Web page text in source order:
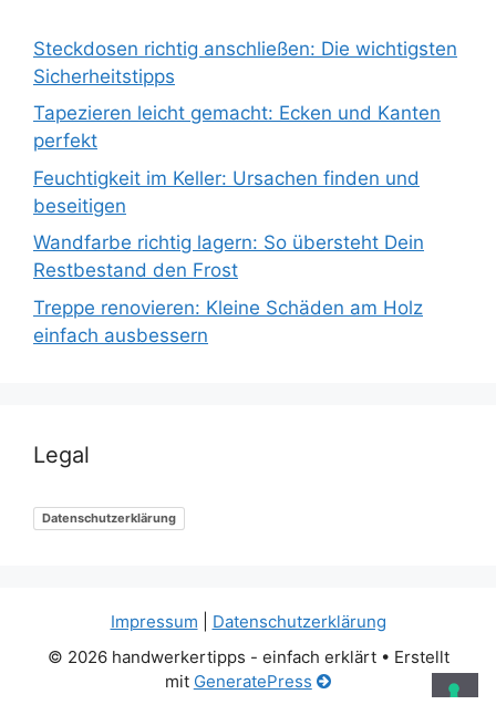
Steckdosen richtig anschließen: Die wichtigsten
Sicherheitstipps
Tapezieren leicht gemacht: Ecken und Kanten
perfekt
Feuchtigkeit im Keller: Ursachen finden und
beseitigen
Wandfarbe richtig lagern: So übersteht Dein
Restbestand den Frost
Treppe renovieren: Kleine Schäden am Holz
einfach ausbessern
Legal
Datenschutzerklärung
Impressum
Datenschutzerklärung
© 2026 handwerkertipps - einfach erklärt• Erstellt
mit GeneratePress